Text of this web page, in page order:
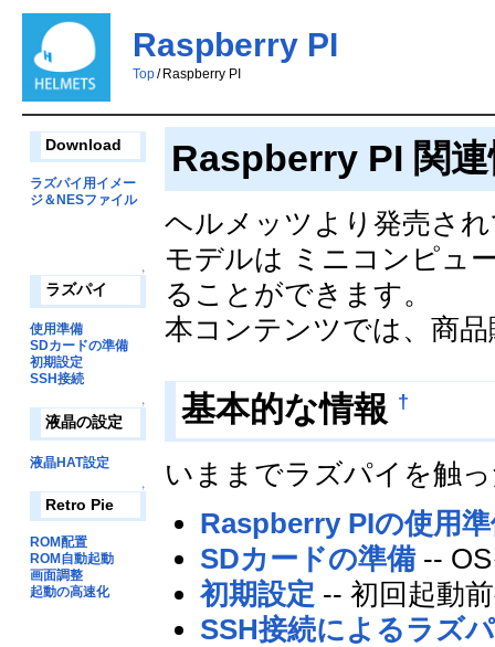
Raspberry PI
Top / Raspberry PI
Download
ラズパイ用イメー
ジ＆NESファイル
↑
ラズパイ
使用準備
SDカードの準備
初期設定
SSH接続
↑
液晶の設定
液晶HAT設定
↑
Retro Pie
ROM配置
ROM自動起動
画面調整
起動の高速化
Raspberry PI 関
ヘルメッツより発売さ
モデルは ミニコンピュ
ることができます。
本コンテンツでは、商
基本的な情報 †
いままでラズパイを触
Raspberry PIの使用
SDカードの準備-- OS
初期設定 -- 初回起動
SSH接続によるラズ